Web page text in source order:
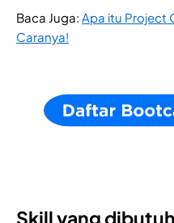
Baca Juga: Apa itu Project
Caranya!
Skill yang